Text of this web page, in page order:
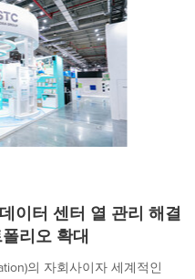
이터 센터 열 관리 해결
리오 확대
의 자회사이자 세계적인